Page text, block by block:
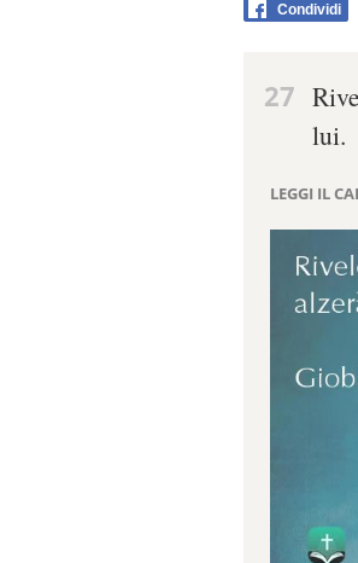
Condividi
27
lui.
LEGGI IL